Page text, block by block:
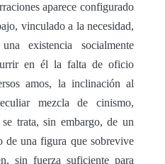
aparece configurado
vinculado a la necesidad,
existencia socialmente
en él la falta de oficio
amos, la inclinación al
mezcla de cinismo,
trata, sin embargo, de un
de una figura que sobrevive
sin fuerza suficiente para